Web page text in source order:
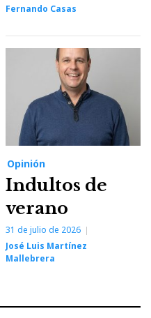
Fernando Casas
Opinión
Indultos de
verano
31 de julio de 2026
José Luis Martínez
Mallebrera